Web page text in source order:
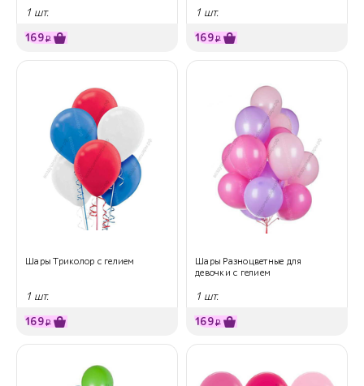
1 шт.
169₽
1 шт.
169₽
Шары Триколор с гелием
1 шт.
169₽
Шары Разноцветные для
девочки с гелием
1 шт.
169₽